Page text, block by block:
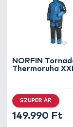
NORFIN
Thermoruha
SZUPER ÁR
149.990 Ft